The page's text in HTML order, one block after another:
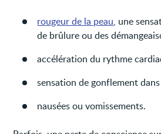
rougeur de la peau, une
de brûlure ou des
accélération du rythme
sensation de gonflement
nausées ou vomissements.